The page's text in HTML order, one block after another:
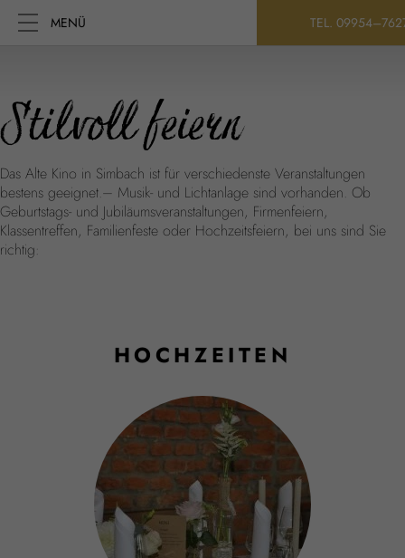
MENÜ TEL.
Stilvoll feiern
Das Alte Kino in Simbach ist für verschiedenste Veranstaltungen
bestens geeignet.– Musik- und Lichtanlage sind vorhanden. Ob
Geburtstags- und Jubiläumsveranstaltungen, Firmenfeiern,
Klassentreffen, Familienfeste oder Hochzeitsfeiern, bei uns sind Sie
richtig:
HOCHZEITEN